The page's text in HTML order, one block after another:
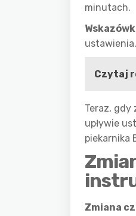
minutach.
ustawienia.
Czytaj
Teraz, gdy
upływie
piekarnika
Zmiana